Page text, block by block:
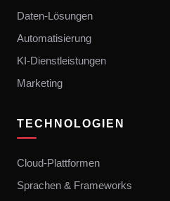
Daten-Lösungen
Automatisierung
KI-Dienstleistungen
Marketing
TECHNOLOGIEN
Cloud-Plattformen
Sprachen & Frameworks